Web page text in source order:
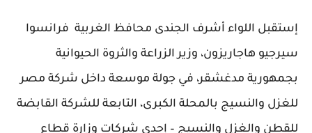
إستقبل اللواء أشرف الجندى محافظ الغربية فرانسوا
سيرجيو هاجاريزون، وزير الزراعة والثروة الحيوانية
بجمهورية مدغشقر، في جولة موسعة داخل شركة مصر
للغزل والنسيج بالمحلة الكبرى، التابعة للشركة القابضة
للقطن والغزل والنسيج – إحدى شركات وزارة قطاع